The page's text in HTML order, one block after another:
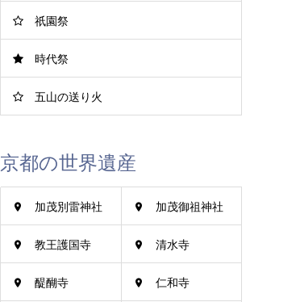
祇園祭
時代祭
五山の送り火
京都の世界遺産
加茂別雷神社 加茂御祖神社
教王護国寺 清水寺
醍醐寺 仁和寺